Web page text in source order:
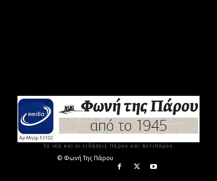
Τα νέα και οι ειδήσεις Πάρου και Αντιπάρου
© Φωνή Της Πάρου